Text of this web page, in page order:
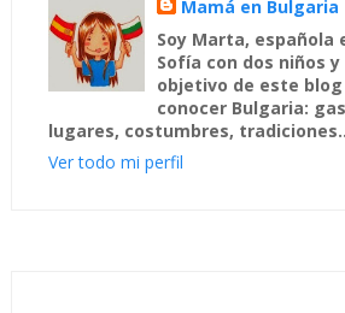
Mamá en Bulgaria
Soy Marta, española
Sofía con dos niños
objetivo de este blog
conocer Bulgaria:
lugares, costumbres,
Ver todo mi perfil